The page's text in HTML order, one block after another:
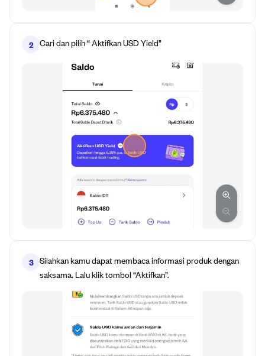
2 Cari dan pilih “ Aktifkan USD Yield”
3 Silahkan kamu dapat membaca informasi produk dengan
saksama. Lalu klik tombol “Aktifkan”.